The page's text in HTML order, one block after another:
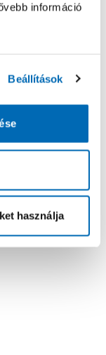
információ
Beállítások
használja